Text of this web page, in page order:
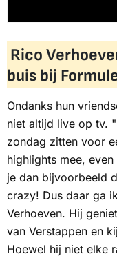
Rico
buis bij
Ondanks hun
niet altijd live op tv.
zondag zitten voor
highlights mee,
je dan bijvoorbeeld
crazy! Dus daar ga
Verhoeven. Hij
van Verstappen en
Hoewel hij niet elke